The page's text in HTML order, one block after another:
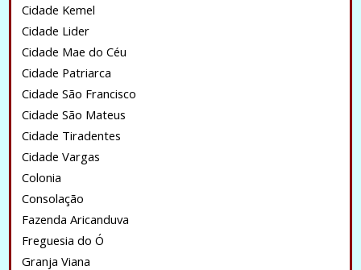
Cidade Kemel
Cidade Lider
Cidade Mae do Céu
Cidade Patriarca
Cidade São Francisco
Cidade São Mateus
Cidade Tiradentes
Cidade Vargas
Colonia
Consolação
Fazenda Aricanduva
Freguesia do Ó
Granja Viana